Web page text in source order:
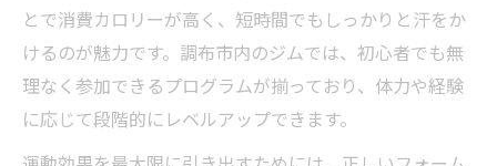
とで消費カロリーが高く、短時間でもしっかりと汗をか
けるのが魅力です。調布市内のジムでは、初心者でも無
理なく参加できるプログラムが揃っており、体力や経験
に応じて段階的にレベルアップできます。